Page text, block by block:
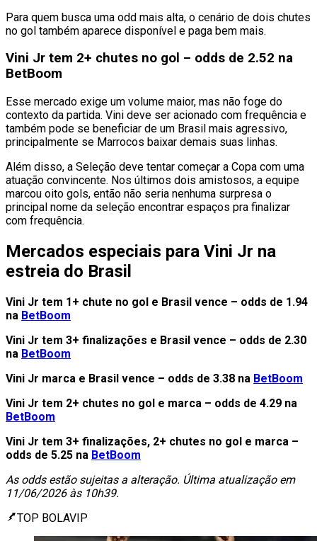
Para quem busca uma odd mais alta, o cenário de dois chutes
no gol também aparece disponível e paga bem mais.
Vini Jr tem 2+ chutes no gol – odds de 2.52 na
BetBoom
Esse mercado exige um volume maior, mas não foge do
contexto da partida. Vini deve ser acionado com frequência e
também pode se beneficiar de um Brasil mais agressivo,
principalmente se Marrocos baixar demais suas linhas.
Além disso, a Seleção deve tentar começar a Copa com uma
atuação convincente. Nos últimos dois amistosos, a equipe
marcou oito gols, então não seria nenhuma surpresa o
principal nome da seleção encontrar espaços pra finalizar
com frequência.
Mercados especiais para Vini Jr na
estreia do Brasil
Vini Jr tem 1+ chute no gol e Brasil vence – odds de 1.94
na BetBoom
Vini Jr tem 3+ finalizações e Brasil vence – odds de 2.30
na BetBoom
Vini Jr marca e Brasil vence – odds de 3.38 na BetBoom
Vini Jr tem 2+ chutes no gol e marca – odds de 4.29 na
BetBoom
Vini Jr tem 3+ finalizações, 2+ chutes no gol e marca –
odds de 5.25 na BetBoom
As odds estão sujeitas a alteração. Última atualização em
11/06/2026 às 10h39.
TOP BOLAVIP